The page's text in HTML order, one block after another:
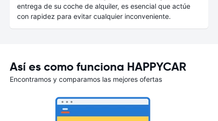
entrega de su coche de alquiler, es esencial que actúe
con rapidez para evitar cualquier inconveniente.
Así es como funciona HAPPYCAR
Encontramos y comparamos las mejores ofertas